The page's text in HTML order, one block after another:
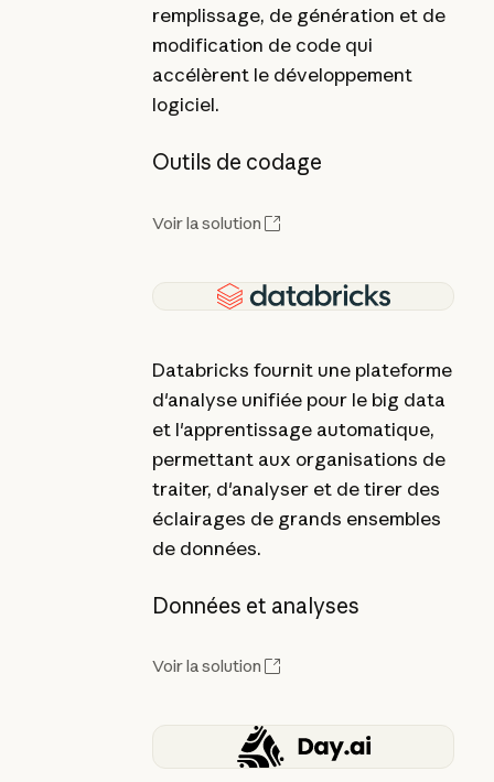
remplissage, de génération et de
modification de code qui
accélèrent le développement
logiciel.
Outils de codage
Voir la solution
Databricks fournit une plateforme
d'analyse unifiée pour le big data
et l'apprentissage automatique,
permettant aux organisations de
traiter, d'analyser et de tirer des
éclairages de grands ensembles
de données.
Données et analyses
Voir la solution